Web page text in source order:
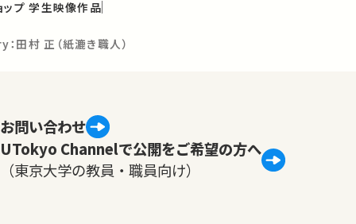
ップ 学生映像作品
村 正（紙漉き職人）
お問い合わせ
UTokyo Channelで公開をご希望の方へ
（東京大学の教員・職員向け）